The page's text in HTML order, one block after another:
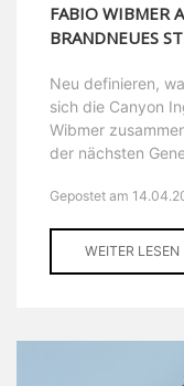
FABIO WIBMER
BRANDNEUES
Neu definieren,
sich die Canyon
Wibmer
der nächsten
Gepostet am
WEITER LESEN